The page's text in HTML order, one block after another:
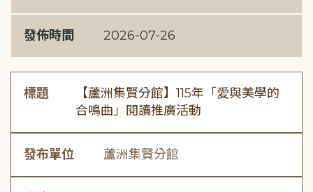
發佈時間 2026-07-26
標題
【蘆洲集賢分館】115年「愛與美學的
合鳴曲」閱讀推廣活動
發布單位 蘆洲集賢分館